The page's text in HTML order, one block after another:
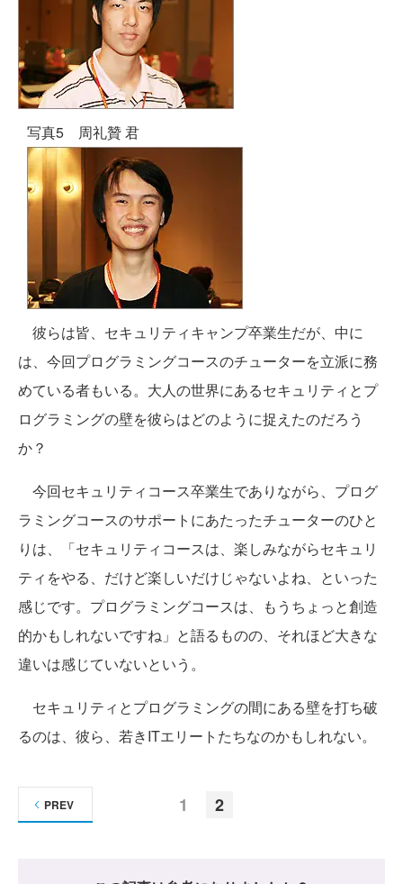
写真5 周礼贊 君
彼らは皆、セキュリティキャンプ卒業生だが、中に
は、今回プログラミングコースのチューターを立派に務
めている者もいる。大人の世界にあるセキュリティとプ
ログラミングの壁を彼らはどのように捉えたのだろう
か？
今回セキュリティコース卒業生でありながら、プログ
ラミングコースのサポートにあたったチューターのひと
りは、「セキュリティコースは、楽しみながらセキュリ
ティをやる、だけど楽しいだけじゃないよね、といった
感じです。プログラミングコースは、もうちょっと創造
的かもしれないですね」と語るものの、それほど大きな
違いは感じていないという。
セキュリティとプログラミングの間にある壁を打ち破
るのは、彼ら、若きITエリートたちなのかもしれない。
1 2
PREV